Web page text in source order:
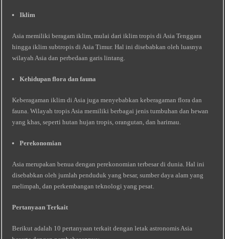
Iklim
Asia memiliki beragam iklim, mulai dari iklim tropis di Asia Tenggara
hingga iklim subtropis di Asia Timur. Hal ini disebabkan oleh luasnya
wilayah Asia dan perbedaan garis lintang.
Kehidupan flora dan fauna
Keberagaman iklim di Asia juga menyebabkan keberagaman flora dan
fauna. Wilayah tropis Asia memiliki berbagai jenis tumbuhan dan hewan
yang khas, seperti hutan hujan tropis, orangutan, dan harimau.
Perekonomian
Asia merupakan benua dengan perekonomian terbesar di dunia. Hal ini
disebabkan oleh jumlah penduduk yang besar, sumber daya alam yang
melimpah, dan perkembangan teknologi yang pesat.
Pertanyaan Terkait
Berikut adalah 10 pertanyaan terkait dengan letak astronomis Asia